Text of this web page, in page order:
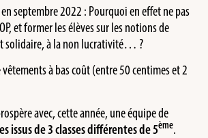
septembre 2022 : Pourquoi en effet ne pas
et former les élèves sur les notions de
solidaire, à la non lucrativité… ?
à bas coût (entre 50 centimes et 2
avec, cette année, une équipe de
issus de 3 classes différentes de 5ème.